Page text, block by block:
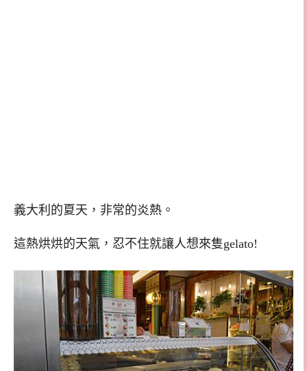
義大利的夏天，非常的炎熱。
這熱烘烘的天氣，忍不住就讓人想來隻gelato!